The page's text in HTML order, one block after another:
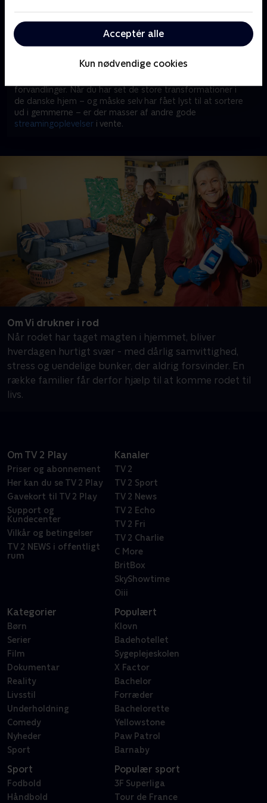
Acceptér alle
Kun nødvendige cookies
kasserne, præcis hvornår og hvor det passer dig bedst. ‘Vi
drukner i rod’ er nemlig fuldt tilgængeligt med både Basis,
Favorit og Favorit + Sport. Det betyder, at du kan se
stuen, helt uden at spekulere på ekstra tilkøb.
forvandlinger. Når du har set de store transformationer i
de danske hjem – og måske selv har fået lyst til at sortere
ud i gemmerne – er der masser af andre gode
streamingoplevelser i vente.
Om Vi drukner i rod
Når rodet har taget magten i hjemmet, bliver
hverdagen hurtigt svær - med dårlig samvittighed,
stress og uendelige bunker, der aldrig forsvinder. En
række familier får derfor hjælp til at komme rodet til
livs.
Om TV 2 Play
Priser og abonnement
Her kan du se TV 2 Play
Gavekort til TV 2 Play
Support og
Kundecenter
Vilkår og betingelser
TV 2 NEWS i offentligt
rum
Kanaler
TV 2
TV 2 Sport
TV 2 News
TV 2 Echo
TV 2 Fri
TV 2 Charlie
C More
BritBox
SkyShowtime
Oiii
Kategorier
Børn
Serier
Film
Dokumentar
Reality
Livsstil
Underholdning
Comedy
Nyheder
Sport
Populært
Klovn
Badehotellet
Sygeplejeskolen
X Factor
Bachelor
Forræder
Bachelorette
Yellowstone
Paw Patrol
Barnaby
Sport
Fodbold
Håndbold
Populær sport
3F Superliga
Tour de France